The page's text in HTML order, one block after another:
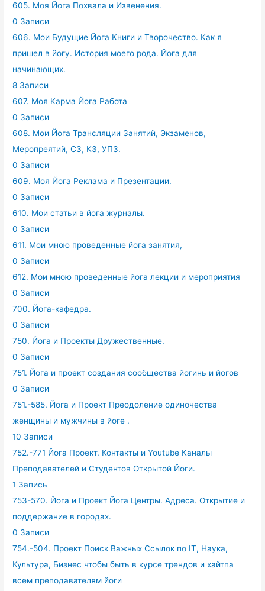
605. Моя Йога Похвала и Извенения.
0 Записи
606. Мои Будущие Йога Книги и Творочество. Как я
пришел в йогу. История моего рода. Йога для
начинающих.
8 Записи
607. Моя Карма Йога Работа
0 Записи
608. Мои Йога Трансляции Занятий, Экзаменов,
Меропреятий, СЗ, КЗ, УПЗ.
0 Записи
609. Моя Йога Реклама и Презентации.
0 Записи
610. Мои статьи в йога журналы.
0 Записи
611. Мои мною проведенные йога занятия,
0 Записи
612. Мои мною проведенные йога лекции и мероприятия
0 Записи
700. Йога-кафедра.
0 Записи
750. Йога и Проекты Дружественные.
0 Записи
751. Йога и проект создания сообщества йогинь и йогов
0 Записи
751.-585. Йога и Проект Преодоление одиночества
женщины и мужчины в йоге .
10 Записи
752.-771 Йога Проект. Контакты и Youtube Каналы
Преподавателей и Студентов Открытой Йоги.
1 Запись
753-570. Йога и Проект Йога Центры. Адреса. Открытие и
поддержание в городах.
0 Записи
754.-504. Проект Поиск Важных Ссылок по IT, Наука,
Культура, Бизнес чтобы быть в курсе трендов и хайтпа
всем преподавателям йоги